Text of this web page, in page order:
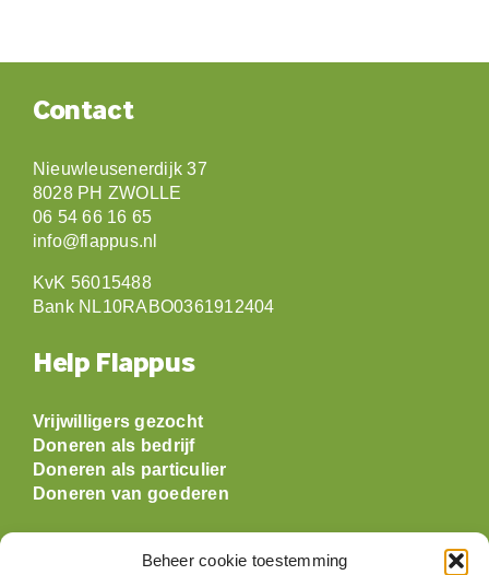
Beheer cookie toestemming
Nieuwleusenerdijk 37
8028 PH ZWOLLE
06 54 66 16 65
KvK 56015488
Help Flappus
Vrijwilligers gezocht
Doneren als bedrijf
Doneren als particulier